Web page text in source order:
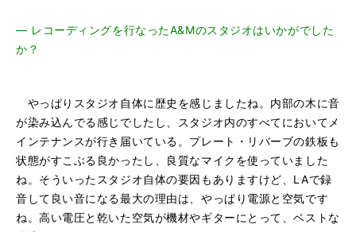
― レコーディングを行なったA&Mのスタジオはいかがでした
か？
やっぱりスタジオ自体に歴史を感じましたね。内部の木に音
が染み込んでる感じでしたし、スタジオ内のすべてにおいてメ
インテナンスが行き届いている。プレート・リバーブの鉄板も
状態がすこぶる良かったし、良質なマイクを使っていました
ね。そういったスタジオ自体の要因もありますけど、LAで録
音して良い音になる最大の理由は、やっぱり電源と空気です
ね。高い電圧と乾いた空気が機材やギターにとって、ベストな